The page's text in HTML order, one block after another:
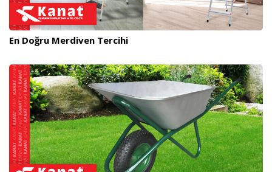
En Doğru Merdiven Tercihi